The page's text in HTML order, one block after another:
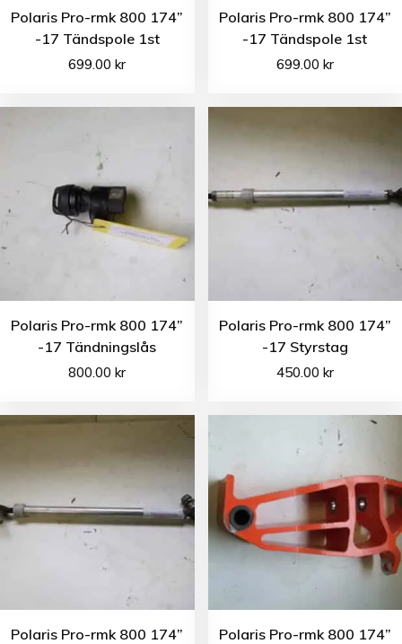
Polaris Pro-rmk 800 174”
-17 Tändspole 1st
699.00kr
Polaris Pro-rmk 800 174”
-17 Tändspole 1st
699.00 kr
Polaris Pro-rmk 800 174”
-17 Tändningslås
800.00kr
Polaris Pro-rmk 800 174”
-17 Styrstag
450.00 kr
Polaris Pro-rmk 800 174”
Polaris Pro-rmk 800 174”